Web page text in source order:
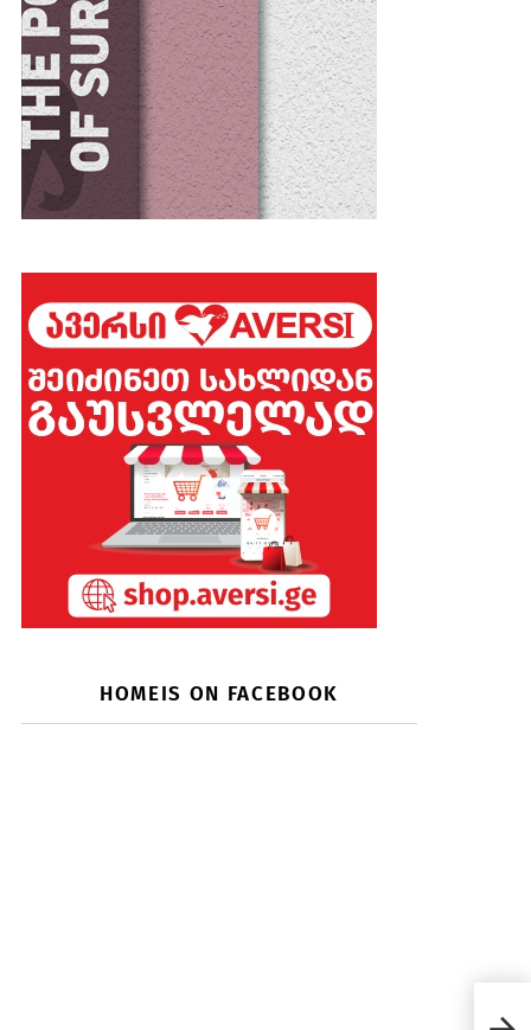
HOMEIS ON FACEBOOK